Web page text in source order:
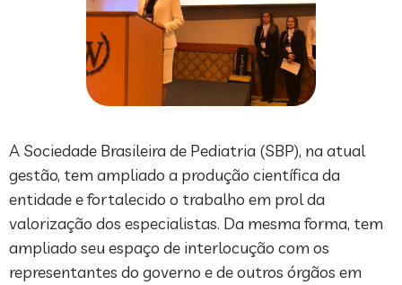
A Sociedade Brasileira de Pediatria (SBP), na atual
gestão, tem ampliado a produção científica da
entidade e fortalecido o trabalho em prol da
valorização dos especialistas. Da mesma forma, tem
ampliado seu espaço de interlocução com os
representantes do governo e de outros órgãos em